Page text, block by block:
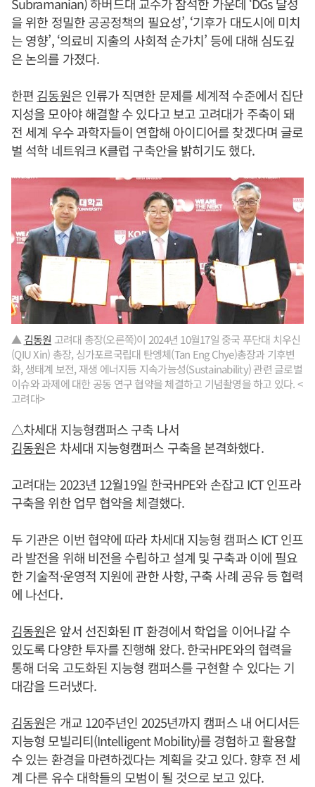
을 위한 정밀한 공공정책의 필요성’, ‘기후가 대도시에 미치
는 영향’, ‘의료비 지출의 사회적 순가치’ 등에 대해 심도깊
은 논의를 가졌다.
한편 김동원은 인류가 직면한 문제를 세계적 수준에서 집단
지성을 모아야 해결할 수 있다고 보고 고려대가 주축이 돼
전 세계 우수 과학자들이 연합해 아이디어를 찾겠다며 글로
벌 석학 네트워크 K클럽 구축안을 밝히기도 했다.
▲ 김동원 고려대 총장(오른쪽)이 2024년 10월17일 중국 푸단대 치우신
(QIU Xin) 총장, 싱가포르국립대 탄엥체(Tan Eng Chye)총장과 기후변
화, 생태계 보전, 재생 에너지등 지속가능성(Sustainability) 관련 글로벌
이슈와 과제에 대한 공동 연구 협약을 체결하고 기념촬영을 하고 있다. <
고려대>
△차세대 지능형캠퍼스 구축 나서
김동원은 차세대 지능형캠퍼스 구축을 본격화했다.
고려대는 2023년 12월19일 한국HPE와 손잡고 ICT 인프라
구축을 위한 업무 협약을 체결했다.
두 기관은 이번 협약에 따라 차세대 지능형 캠퍼스 ICT 인프
라 발전을 위해 비전을 수립하고 설계 및 구축과 이에 필요
한 기술적·운영적 지원에 관한 사항, 구축 사례 공유 등 협력
에 나선다.
김동원은 앞서 선진화된 IT 환경에서 학업을 이어나갈 수
있도록 다양한 투자를 진행해 왔다. 한국HPE와의 협력을
통해 더욱 고도화된 지능형 캠퍼스를 구현할 수 있다는 기
대감을 드러냈다.
김동원은 개교 120주년인 2025년까지 캠퍼스 내 어디서든
지능형 모빌리티(Intelligent Mobility)를 경험하고 활용할
수 있는 환경을 마련하겠다는 계획을 갖고 있다. 향후 전 세
계 다른 유수 대학들의 모범이 될 것으로 보고 있다.